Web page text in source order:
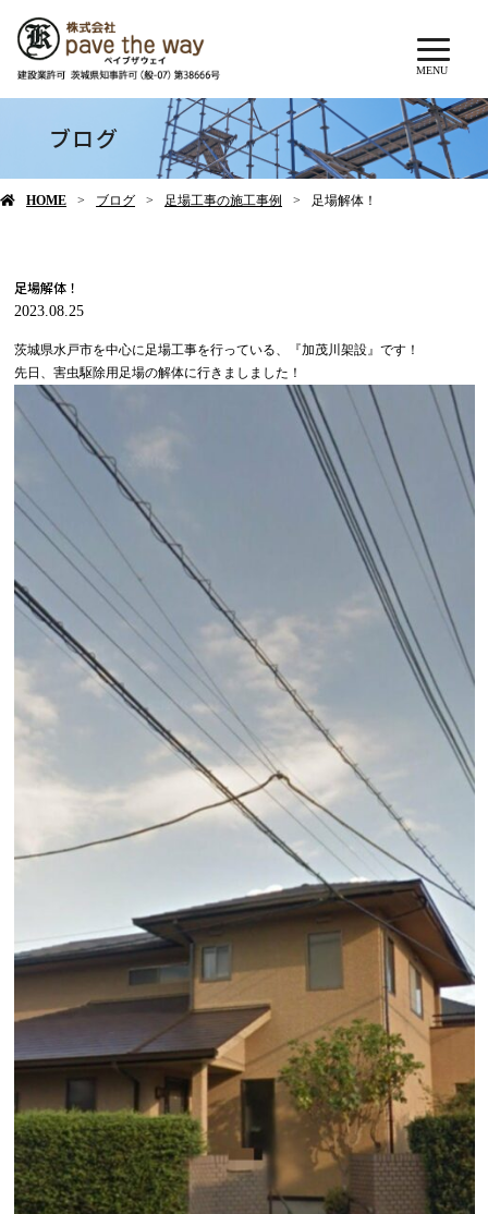
MENU
ブログ
HOME ブログ 足場工事の施工事例 足場解体！
足場解体！
2023.08.25
茨城県水戸市を中心に足場工事を行っている、『加茂川架設』です！
先日、害虫駆除用足場の解体に行きましました！